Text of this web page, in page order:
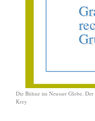
Die Bühne im Neusser Globe.
Krey